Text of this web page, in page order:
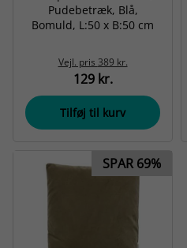
Pudebetræk, Blå,
Bomuld, L:50 x B:50 cm
Vejl. pris 389 kr.
129 kr.
Tilføj til kurv
SPAR 69%